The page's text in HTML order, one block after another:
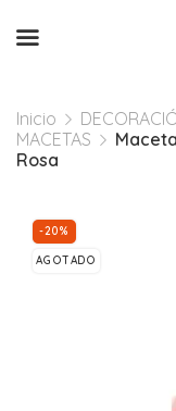
Inicio
MACETAS
Rosa
-20%
AGOTADO